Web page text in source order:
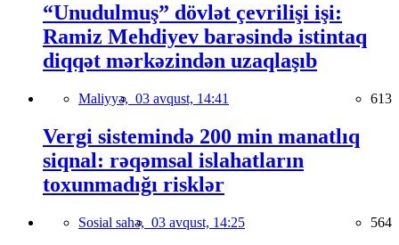
“Unudulmuş” dövlət çevrilişi işi:
Ramiz Mehdiyev barəsində istintaq
diqqət mərkəzindən uzaqlaşıb
Maliyyə, 03 avqust, 14:41 613
Vergi sistemində 200 min manatlıq
siqnal: rəqəmsal islahatların
toxunmadığı risklər
Sosial sahə, 03 avqust, 14:25 564